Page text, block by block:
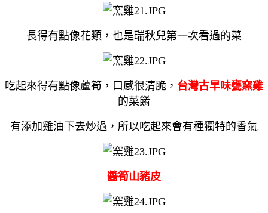
長得有點像花類，也是瑞秋兒第一次看過的菜
吃起來得有點像蘆筍，口感很清脆， 台灣古早味甕窯雞
的菜餚
有添加雞油下去炒過，所以吃起來會有種獨特的香氣
醬筍山豬皮